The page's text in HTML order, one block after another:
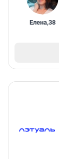
Елена,38